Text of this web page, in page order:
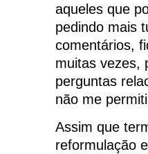
aqueles que
pedindo mais
comentários,
muitas vezes,
perguntas
não me
Assim que
reformulação